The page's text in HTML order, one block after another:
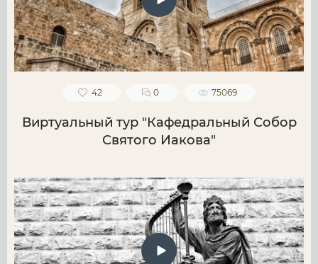
42 0 75069
Виртуальный тур "Кафедральный Собор
Святого Иакова"